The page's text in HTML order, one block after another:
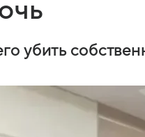
убить